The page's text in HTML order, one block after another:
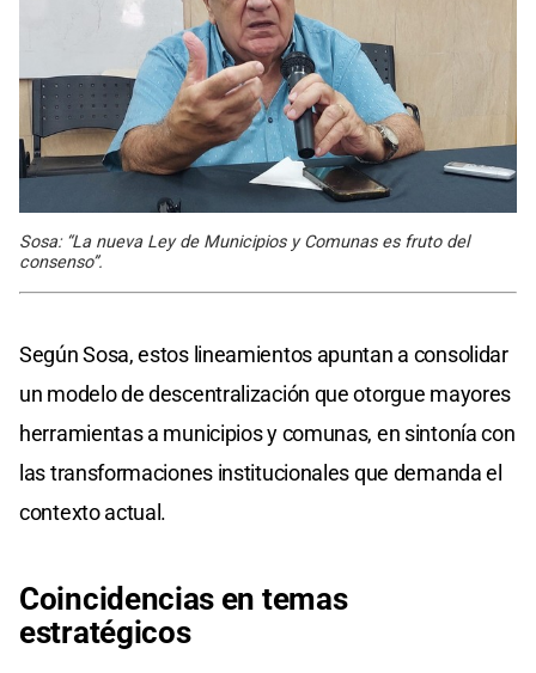
Sosa: “La nueva Ley de Municipios y Comunas es fruto del
consenso”.
Según Sosa, estos lineamientos apuntan a consolidar
un modelo de descentralización que otorgue mayores
herramientas a municipios y comunas, en sintonía con
las transformaciones institucionales que demanda el
contexto actual.
Coincidencias en temas
estratégicos